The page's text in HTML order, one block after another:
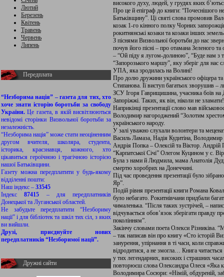
Лютий
Березень
Квітень
Травень
Червень
Липень
Передплата
“Незборима нація” – газета для тих, хто
хоче знати історію боротьби за свободу
України.Це газета, в якій висвітлюються
невідомі сторінки Визвольної боротьби за
незалежність.
“Незборима нація” може стати неоціненним
другом вчителя, школяра, студента,
історика, краєзнавця, кожного, хто
цікавиться героїчною і трагічною історією
нашої Батьківщини.
Газету можна передплатити у будь-якому
відділенні пошти:
Наш індекс – 33545
Індекс87415 – для передплатників
Донецької та Луганської областей.
Не забудьте передплатити “Незбориму
нації” і для бібліотек та шкіл тих сіл, з яких
ви вийшли.
Друзі, приєднуйте нових
передплатників “Незборимої нації”.
Дружні сайти
високого духу, людей, у грудях яких
Про це й епіграф до книги: “Почеснішого
Батьківщину”. Ці святі слова промовив
козак 1-го кінного полку Чорних
рокитнянські козаки та козаки інших
З піснями Визвольної боротьби до нас
почув його пісні – про отамана Зеленого
– “Ой піду я лугом-долиною”, “Буде нам з
“Запорозького маршу”, яку зберіг для
УПА, яка зродилась на Волині!
Про долю дружини українського офіцера та
Стипанова. Її виступ багатьох зворушив –
ЗСУ Ігоря Гаврищишина, учасника боїв на
Запоріжжі. Таких, як він, ніколи не зламати!
Наприкінці презентації слово мав
Володимир нагороджений “Золотим
українського народу.
У залі уважно слухали волонтери та
Василь Ламаза, Надія Кудитіна,
Андрія Попка – Олексій та Віктор.
“Карпатської Січі” Олегом Куцином у с.
Була з нами й Людмила, мама Анатолія
смертю хоробрих на Донеччині.
Під час проведення презентації було
Яр”.
Подій рівня презентації книги Романа
було небагато. Рокитнівчани придбали
чималенька. “Після таких зустрічей, –
відчувається обов’язок зберігати правду
поколінням”.
Закінчу словами поета Олекси Різниківа.
– так написав він про книгу «Сто історій
занурення, упірнання в ті часи, коли
відродитися, а не змогла… Книга читається
у тих легендарних, високих і страшних
повторюєш слова Олександра Олеся «Яка
Володимира Сосюри: «Німій, обдуреній,